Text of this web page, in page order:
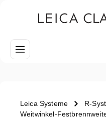
Leica Systeme R-
Weitwinkel-